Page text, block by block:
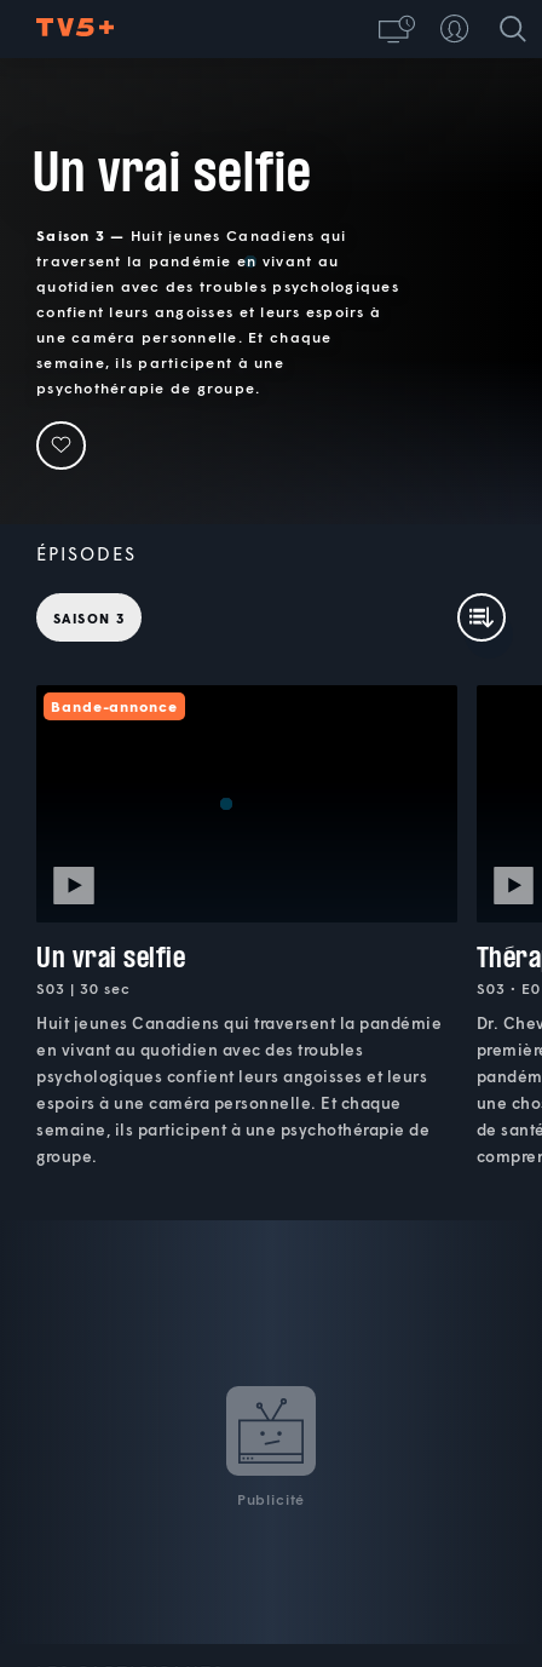
Un vrai selfie
Saison 3 — Huit jeunes Canadiens qui
traversent la pandémie en vivant au
quotidien avec des troubles psychologiques
confient leurs angoisses et leurs espoirs à
une caméra personnelle. Et chaque
semaine, ils participent à une
psychothérapie de groupe.
ÉPISODES
SAISON 3
Bande-annonce
Un vrai selfie
S03 | 30 sec
Huit jeunes Canadiens qui traversent la pandémie
en vivant au quotidien avec des troubles
psychologiques confient leurs angoisses et leurs
espoirs à une caméra personnelle. Et chaque
semaine, ils participent à une psychothérapie de
groupe.
S03 •
Dr.
une
de
Publicité